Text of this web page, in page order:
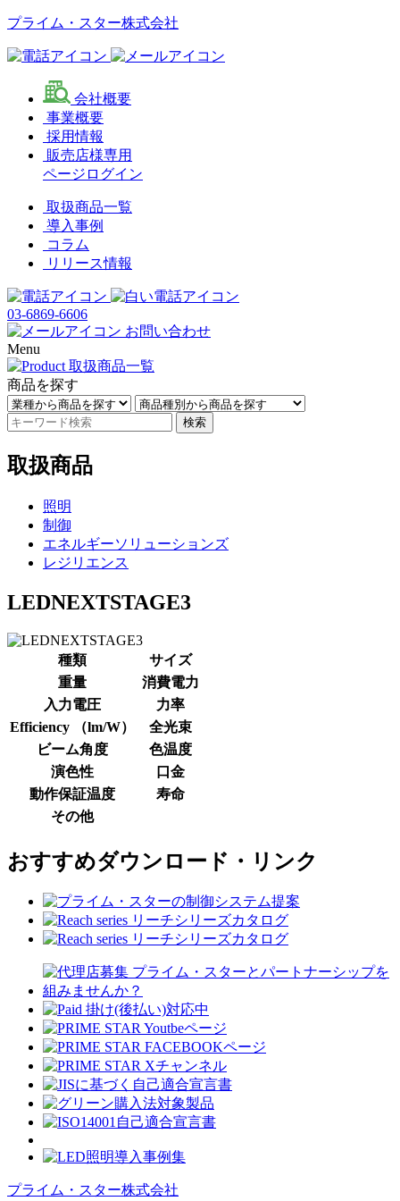
プライム・スター株式会社
会社概要
事業概要
採用情報
販売店様専用
ページログイン
取扱商品一覧
導入事例
コラム
リリース情報
03-6869-6606
お問い合わせ
Menu
商品を探す
検索
取扱商品
照明
制御
エネルギーソリューションズ
レジリエンス
LEDNEXTSTAGE3
種類
サイズ
重量
消費電力
入力電圧
力率
Efficiency （lm/W）
全光束
ビーム角度
色温度
演色性
口金
動作保証温度
寿命
その他
おすすめダウンロード・リンク
プライム・スター株式会社